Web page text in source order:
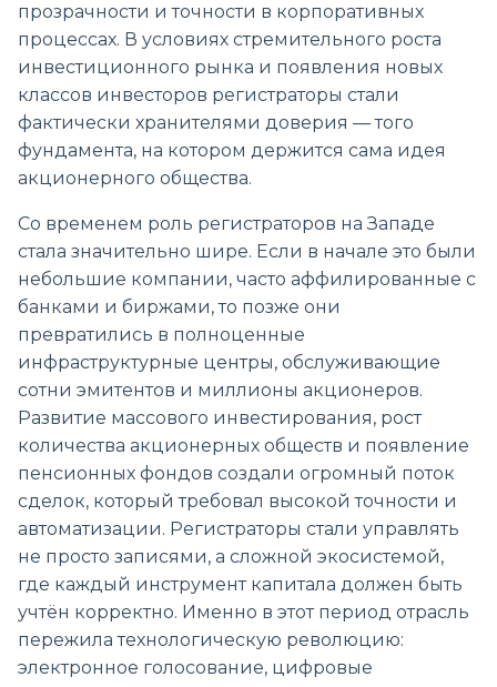
прозрачности и точности в корпоративных
процессах. В условиях стремительного роста
инвестиционного рынка и появления новых
классов инвесторов регистраторы стали
фактически хранителями доверия — того
фундамента, на котором держится сама идея
акционерного общества.
Со временем роль регистраторов на Западе
стала значительно шире. Если в начале это были
небольшие компании, часто аффилированные с
банками и биржами, то позже они
превратились в полноценные
инфраструктурные центры, обслуживающие
сотни эмитентов и миллионы акционеров.
Развитие массового инвестирования, рост
количества акционерных обществ и появление
пенсионных фондов создали огромный поток
сделок, который требовал высокой точности и
автоматизации. Регистраторы стали управлять
не просто записями, а сложной экосистемой,
где каждый инструмент капитала должен быть
учтён корректно. Именно в этот период отрасль
пережила технологическую революцию:
электронное голосование, цифровые